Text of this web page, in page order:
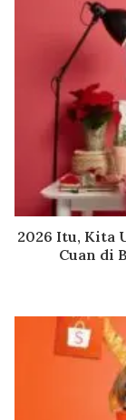
2026 Itu, Kita
Cuan di